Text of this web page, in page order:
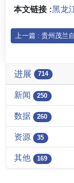
本文链接 :黑龙
上一篇 : 贵州茂兰
进展 714
新闻 250
数据 260
资源 35
其他 169